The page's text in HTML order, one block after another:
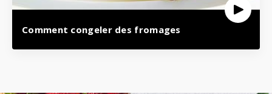
Comment congeler des fromages